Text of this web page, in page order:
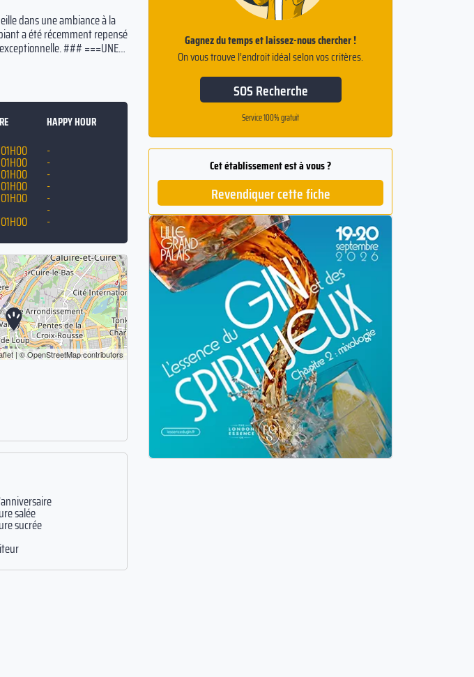
dans une ambiance à la
a été récemment repensé
### ===UNE
classiques de la brasserie
une variété de choix
QUALITÉ === N...
HAPPY HOUR
-
-
-
-
-
-
-
| ©OpenStreetMapcontributors
salée
sucrée
Gagnez du temps et laissez-nous chercher !
On vous trouve l’endroit idéal selon vos critères.
SOS Recherche
Service 100% gratuit
Cet établissement est à vous ?
Revendiquer cette fiche